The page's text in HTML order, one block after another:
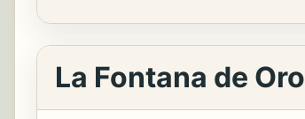
La Fontana de Oro